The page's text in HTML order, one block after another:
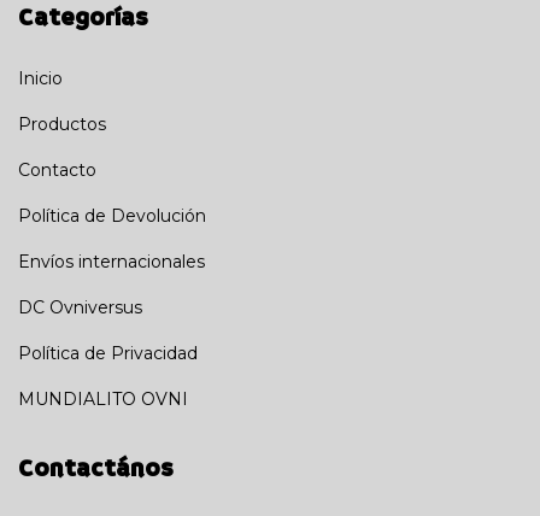
Categorías
Inicio
Productos
Contacto
Política de Devolución
Envíos internacionales
DC Ovniversus
Política de Privacidad
MUNDIALITO OVNI
Contactános